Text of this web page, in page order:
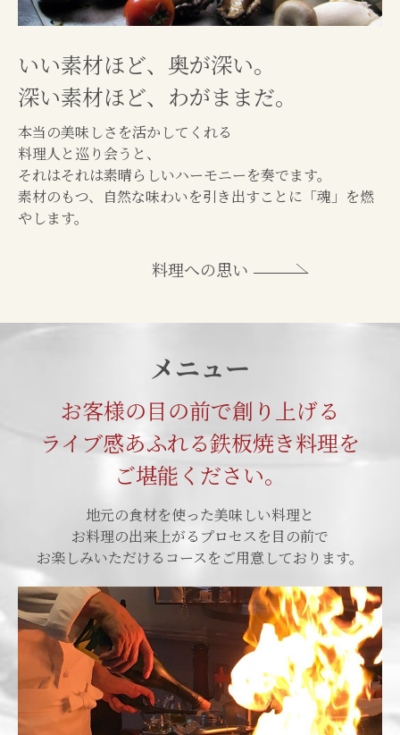
いい素材ほど、奥が深い。
深い素材ほど、わがままだ。
本当の美味しさを活かしてくれる
料理人と巡り会うと、
それはそれは素晴らしいハーモニーを奏でます。
素材のもつ、自然な味わいを引き出すことに「魂」を燃
やします。
料理への思い
メニュー
お客様の目の前で創り上げる
ライブ感あふれる鉄板焼き料理を
ご堪能ください。
地元の食材を使った美味しい料理と
お料理の出来上がるプロセスを目の前で
お楽しみいただけるコースをご用意しております。